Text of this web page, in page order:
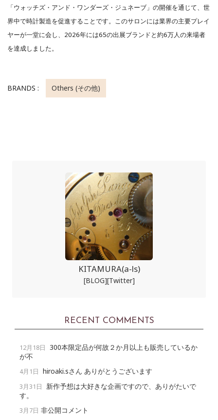
「ウォッチズ・アンド・ワンダーズ・ジュネーブ」の開催を通じて、世
界中で時計製造を促進することです。このサロンには業界の主要プレイ
ヤーが一堂に会し、2026年には65の出展ブランドと約6万人の来場者
を達成しました。
BRANDS : Others (その他)
KITAMURA(a-ls)
[BLOG][Twitter]
RECENT COMMENTS
12月18日 300本限定品が何故２か月以上も販売しているか
が不
4月1日 hiroaki.sさん ありがとうございます
3月31日
新作予想は大好きな企画ですので、ありがたいで
す。
3月7日 非公開コメント